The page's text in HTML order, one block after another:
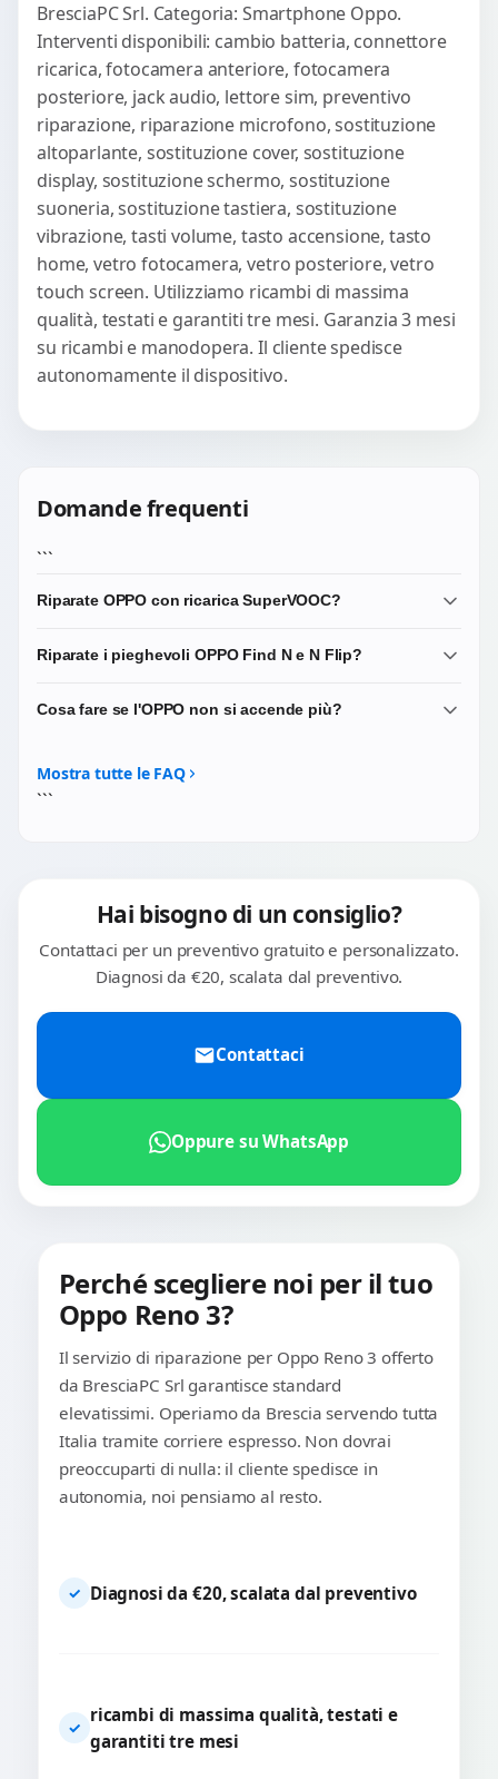
BresciaPC Srl. Categoria: Smartphone Oppo.
Interventi disponibili: cambio batteria, connettore
ricarica, fotocamera anteriore, fotocamera
posteriore, jack audio, lettore sim, preventivo
riparazione, riparazione microfono, sostituzione
altoparlante, sostituzione cover, sostituzione
display, sostituzione schermo, sostituzione
suoneria, sostituzione tastiera, sostituzione
vibrazione, tasti volume, tasto accensione, tasto
home, vetro fotocamera, vetro posteriore, vetro
touch screen. Utilizziamo ricambi di massima
qualità, testati e garantiti tre mesi. Garanzia 3 mesi
su ricambi e manodopera. Il cliente spedisce
autonomamente il dispositivo.
Domande frequenti
```
Riparate OPPO con ricarica SuperVOOC?
sono compatibili con i protocolli SuperVOOC e
dispositivo.
Riparate i pieghevoli OPPO Find N e N Flip?
complessi: lavoriamo su display interno, display cover
una verifica preliminare di disponibilità del ricambio.
Cosa fare se l'OPPO non si accende più?
diagnosi tecnica per identificare se il problema è alla
batteria, al connettore di ricarica, alla scheda madre o ad
Mostra tutte le FAQ
```
Hai bisogno di un consiglio?
Contattaci per un preventivo gratuito e personalizzato.
Diagnosi da €20, scalata dal preventivo.
Contattaci
Oppure su WhatsApp
Perché scegliere noi per il tuo
Oppo Reno 3?
Il servizio di riparazione per Oppo Reno 3 offerto
da BresciaPC Srl garantisce standard
elevatissimi. Operiamo da Brescia servendo tutta
Italia tramite corriere espresso. Non dovrai
preoccuparti di nulla: il cliente spedisce in
autonomia, noi pensiamo al resto.
✓ Diagnosi da €20, scalata dal preventivo
✓
ricambi di massima qualità, testati e
garantiti tre mesi